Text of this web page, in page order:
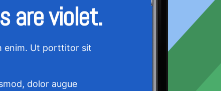
are violet.
enim. Ut porttitor sit
dolor augue